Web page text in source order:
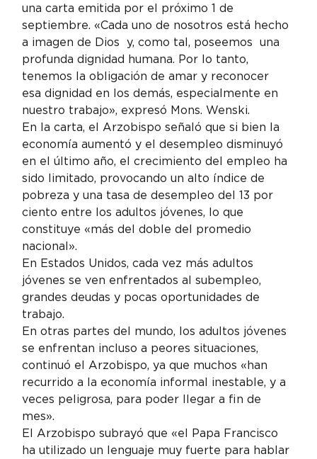
una carta emitida por el próximo 1 de
septiembre. «Cada uno de nosotros está hecho
a imagen de Dios  y, como tal, poseemos  una
profunda dignidad humana. Por lo tanto,
tenemos la obligación de amar y reconocer
esa dignidad en los demás, especialmente en
nuestro trabajo», expresó Mons. Wenski.
En la carta, el Arzobispo señaló que si bien la
economía aumentó y el desempleo disminuyó
en el último año, el crecimiento del empleo ha
sido limitado, provocando un alto índice de
pobreza y una tasa de desempleo del 13 por
ciento entre los adultos jóvenes, lo que
constituye «más del doble del promedio
nacional».
En Estados Unidos, cada vez más adultos
jóvenes se ven enfrentados al subempleo,
grandes deudas y pocas oportunidades de
trabajo.
En otras partes del mundo, los adultos jóvenes
se enfrentan incluso a peores situaciones,
continuó el Arzobispo, ya que muchos «han
recurrido a la economía informal inestable, y a
veces peligrosa, para poder llegar a fin de
mes».
El Arzobispo subrayó que «el Papa Francisco
ha utilizado un lenguaje muy fuerte para hablar